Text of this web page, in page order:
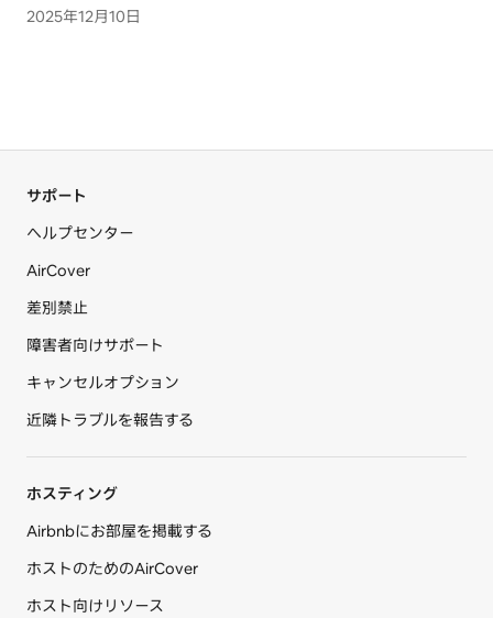
2025年12月10日
サポート
ヘルプセンター
AirCover
差別禁止
障害者向けサポート
キャンセルオプション
近隣トラブルを報告する
ホスティング
Airbnbにお部屋を掲載する
ホストのためのAirCover
ホスト向けリソース